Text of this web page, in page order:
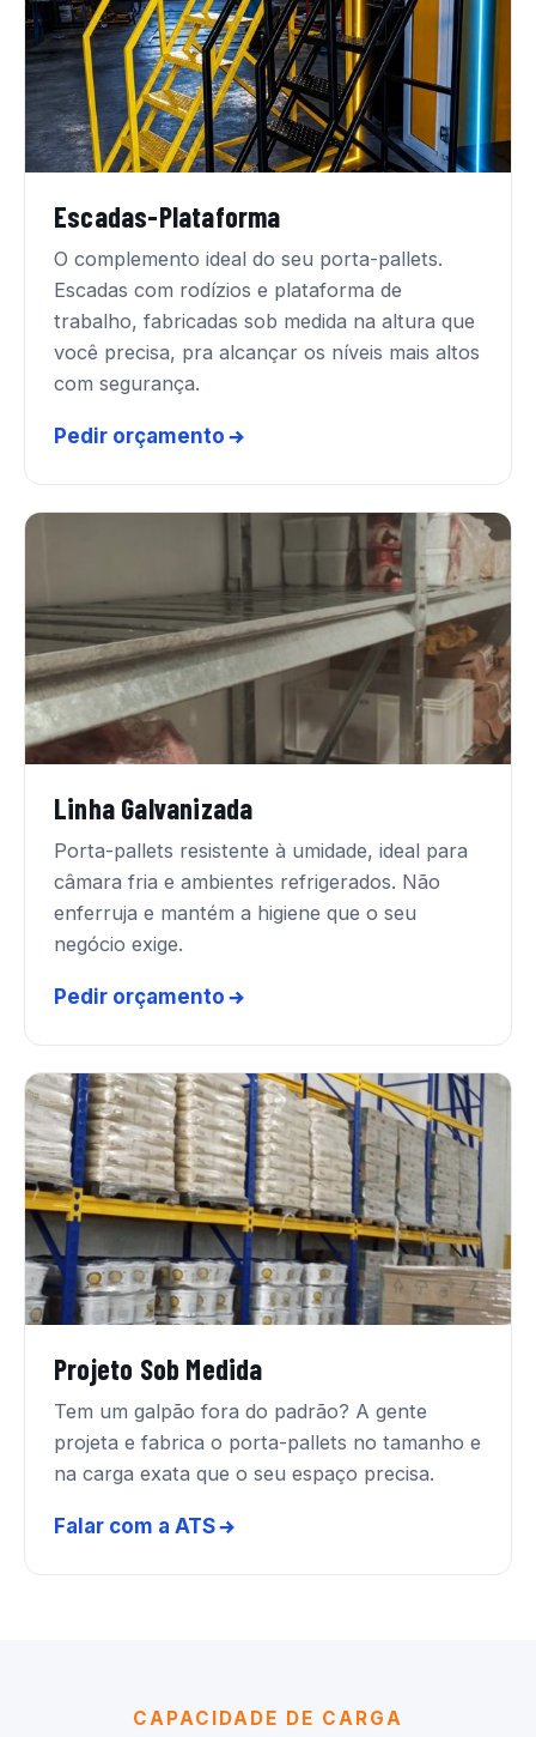
Escadas-Plataforma
O complemento ideal do seu porta-pallets.
Escadas com rodízios e plataforma de
trabalho, fabricadas sob medida na altura que
você precisa, pra alcançar os níveis mais altos
com segurança.
Pedir orçamento
Linha Galvanizada
Porta-pallets resistente à umidade, ideal para
câmara fria e ambientes refrigerados. Não
enferruja e mantém a higiene que o seu
negócio exige.
Pedir orçamento
Projeto Sob Medida
Tem um galpão fora do padrão? A gente
projeta e fabrica o porta-pallets no tamanho e
na carga exata que o seu espaço precisa.
Falar com a ATS
CAPACIDADE DE CARGA